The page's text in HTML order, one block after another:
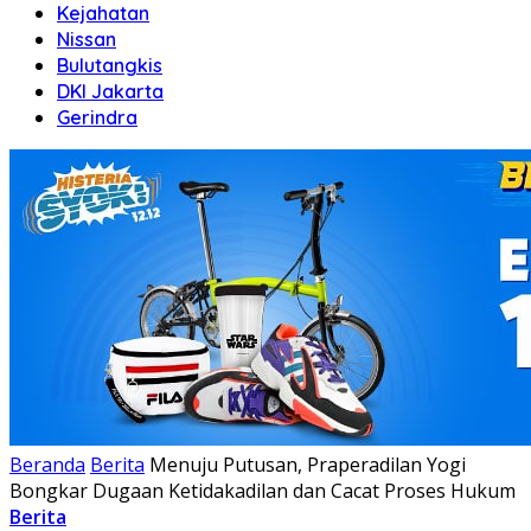
Kejahatan
Nissan
Bulutangkis
DKI Jakarta
Gerindra
Beranda Berita Menuju Putusan, Praperadilan Yogi
Bongkar Dugaan Ketidakadilan dan Cacat Proses Hukum
Berita